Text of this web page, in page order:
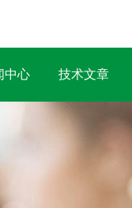
中心 技术文章